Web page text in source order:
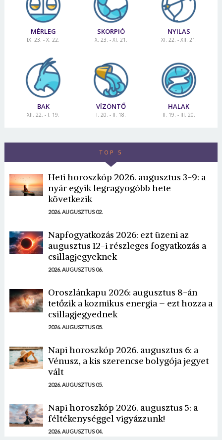
MÉRLEG
IX. 23. - X. 22.
SKORPIÓ
X. 23. - XI. 21.
NYILAS
XI. 22. - XII. 21.
BAK
XII. 22. - I. 19.
VÍZÖNTŐ
I. 20. - II. 18.
HALAK
II. 19. - III. 20.
TOP 5
Heti horoszkóp 2026. augusztus 3-9: a
nyár egyik legragyogóbb hete
következik
2026. AUGUSZTUS 02.
Napfogyatkozás 2026: ezt üzeni az
augusztus 12-i részleges fogyatkozás a
csillagjegyeknek
2026. AUGUSZTUS 06.
Oroszlánkapu 2026: augusztus 8-án
tetőzik a kozmikus energia – ezt hozza a
csillagjegyednek
2026. AUGUSZTUS 05.
Napi horoszkóp 2026. augusztus 6: a
Vénusz, a kis szerencse bolygója jegyet
vált
2026. AUGUSZTUS 05.
Napi horoszkóp 2026. augusztus 5: a
féltékenységgel vigyázzunk!
2026. AUGUSZTUS 04.